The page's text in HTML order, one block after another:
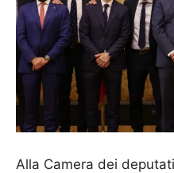
Alla Camera dei